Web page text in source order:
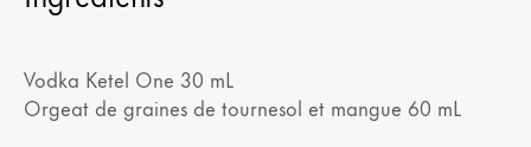
Vodka Ketel One 30 mL
Orgeat de graines de tournesol et mangue 60 mL